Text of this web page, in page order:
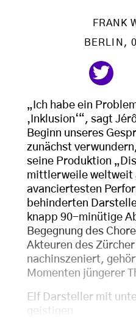
FRANK
BERLIN ,
„Ich habe ein
‚Inklusion‘“, sagt
Beginn unseres
zunächst
seine Produktion
mittlerweile weltweit
avanciertesten
behinderten
knapp 90-minütige
Begegnung des
Akteuren des
nachinszeniert,
Momenten jüngerer
Elf Darsteller mit
geistigen